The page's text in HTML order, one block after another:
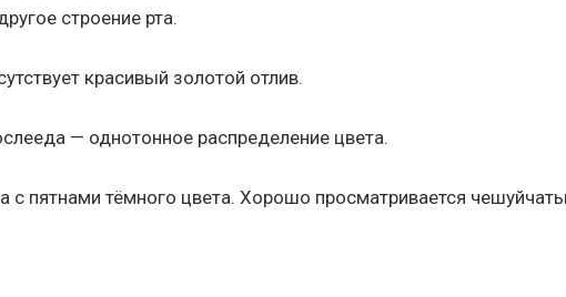
строение рта.
красивый золотой отлив.
— однотонное распределение цвета.
с пятнами тёмного цвета. Хорошо просматривается